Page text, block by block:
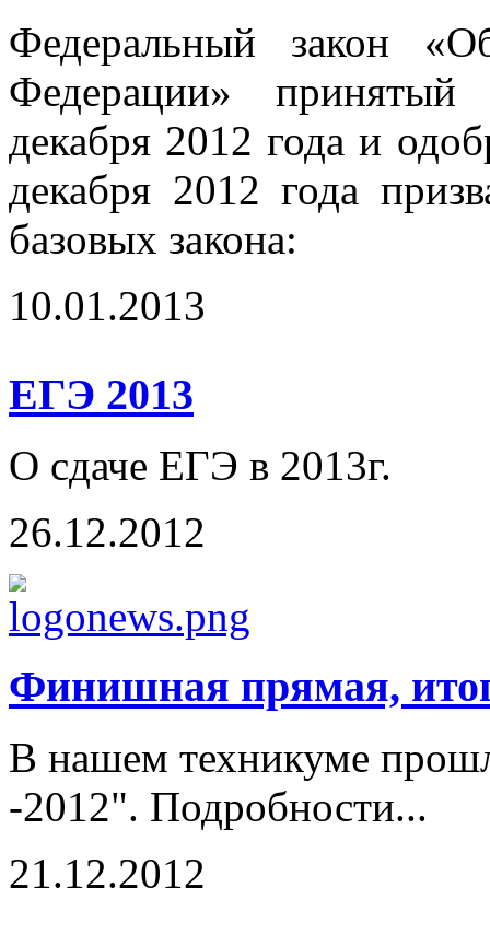
Федеральный закон
Федерации»
декабря 2012 года и
декабря 2012 года
базовых закона:
10.01.2013
ЕГЭ 2013
О сдаче ЕГЭ в 2013г.
26.12.2012
Финишная прямая,
В нашем техникуме
-2012". Подробности...
21.12.2012